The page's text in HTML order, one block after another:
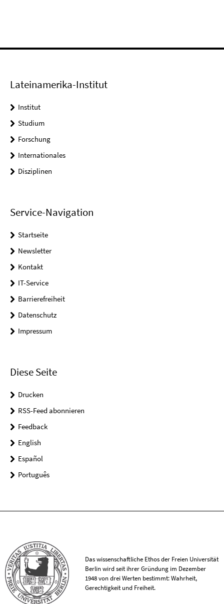
Lateinamerika-Institut
Institut
Studium
Forschung
Internationales
Disziplinen
Service-Navigation
Startseite
Newsletter
Kontakt
IT-Service
Barrierefreiheit
Datenschutz
Impressum
Diese Seite
Drucken
RSS-Feed abonnieren
Feedback
English
Español
Português
Das wissenschaftliche Ethos der Freien Universität
Berlin wird seit ihrer Gründung im Dezember
1948 von drei Werten bestimmt: Wahrheit,
Gerechtigkeit und Freiheit.